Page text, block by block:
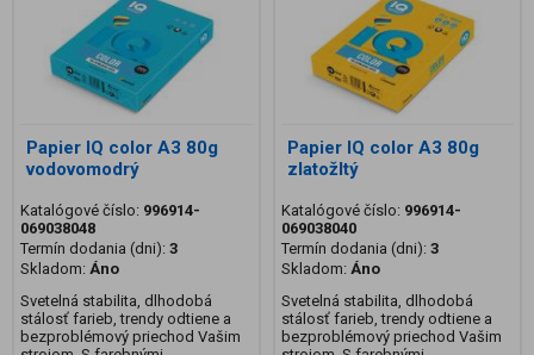
Papier IQ color A3 80g
vodovomodrý
Katalógové číslo: 996914-
069038048
Termín dodania (dni): 3
Skladom: Áno
Svetelná stabilita, dlhodobá
stálosť farieb, trendy odtiene a
bezproblémový priechod Vašim
Papier IQ color A3 80g
zlatožltý
Katalógové číslo: 996914-
069038040
Termín dodania (dni): 3
Skladom: Áno
Svetelná stabilita, dlhodobá
stálosť farieb, trendy odtiene a
bezproblémový priechod Vašim